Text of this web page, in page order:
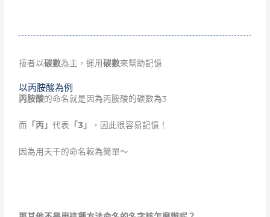
接者以碳數為主，運用碳數來幫助記憶
以丙胺酸為例
丙胺酸的命名就是因為丙胺酸的碳數為3
而 「丙」代表 「3」 ，因此很容易記憶！
因為用天干的命名較為簡單～